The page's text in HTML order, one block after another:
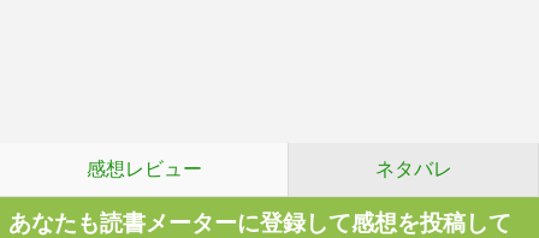
感想レビュー ネタバレ
あなたも読書メーターに登録して感想を投稿して